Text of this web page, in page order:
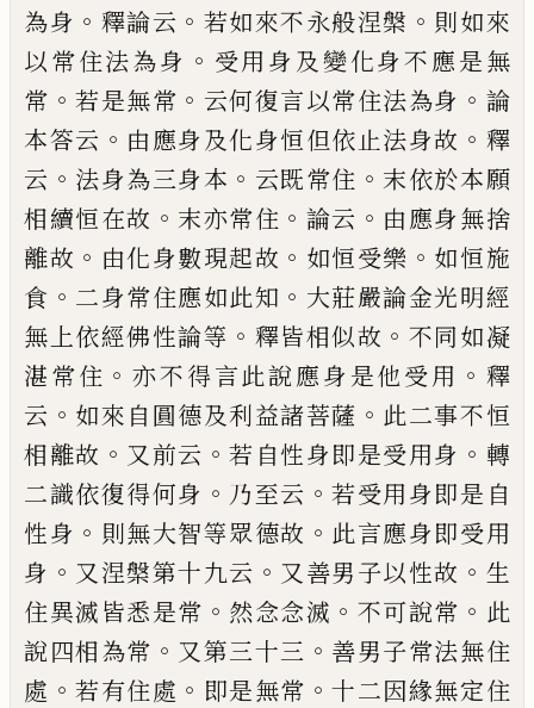
為身 。 釋論云 。 若如來不永般涅槃 。 則如來
以常住法為身 。 受用身及變化身不應是無
常 。若是無常 。 云何復言以常住法為身 。 論
本答云 。 由應身及化身恒但依止法身故 。 釋
云 。 法身為三身本 。 云既常住 。 末依於本願
相續恒在故 。 末亦常住 。 論云 。 由應身無捨
離故 。 由化身數現起故 。 如恒受樂 。 如恒施
食 。 二身常住應如此知 。 大莊嚴論金光明經
無上依經佛性論等 。 釋皆相似故 。 不同如凝
湛常住 。亦不得言此說應身是他受用 。 釋
云 。 如來自圓德及利益諸菩薩 。 此二事不恒
相離故 。 又前云 。若自性身即是受用身 。 轉
二識依復得何身 。 乃至云 。若受用身即是自
性身 。 則無大智等眾德故 。 此言應身即受用
身 。 又涅槃第十九云 。 又善男子以性故 。 生
住異滅皆悉是常 。 然念念滅 。 不可說常 。 此
說四相為常 。 又第三十三 。 善男子常法無住
處 。若有住處 。 即是無常 。十二因緣無定住